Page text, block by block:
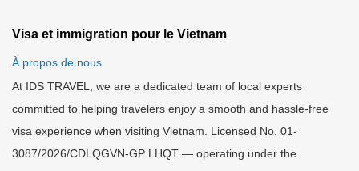
Visa et immigration pour le Vietnam
À propos de nous
At IDS TRAVEL, we are a dedicated team of local experts
committed to helping travelers enjoy a smooth and hassle-free
visa experience when visiting Vietnam. Licensed No. 01-
3087/2026/CDLQGVN-GP LHQT — operating under the